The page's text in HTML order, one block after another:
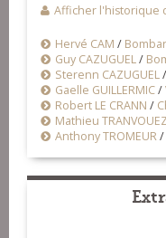
Afficher l'historique
Hervé CAM /
Guy CAZUGUEL/
Sterenn CAZUGUEL/
Gaelle GUILLERMIC/
Robert LE CRANN /
Mathieu TRANVOUEZ
Anthony TROMEUR/